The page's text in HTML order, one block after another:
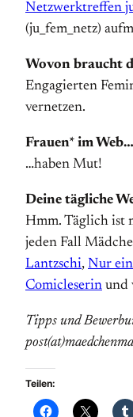
Netzwerktreffen
(ju_fem_netz)
Wovon braucht
Engagierten
vernetzen.
Frauen* im Web…
…haben Mut!
Deine tägliche
Hmm. Täglich ist
jeden Fall
Lantzschi, Nur
Comicleserin und
Tipps und
Teilen: